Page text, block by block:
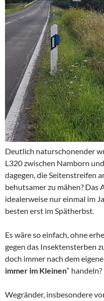
Deutlich naturschonender
L320 zwischen Namborn
dagegen, die Seitenstreifen
behutsamer zu mähen? Das
idealerweise nur einmal im
besten erst im Spätherbst.
Es wäre so einfach, ohne
gegen das Insektensterben
doch immer nach dem
immer im Kleinen“ handeln?
Wegränder, insbesondere